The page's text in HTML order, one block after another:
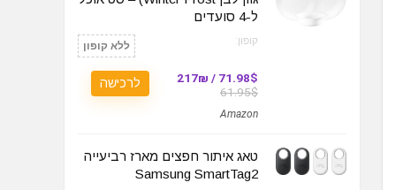
ל-4 סועדים
קופון: ללא קופון
71.98$ / 217₪
61.95$
Amazon
לרכישה
טאג איתור חפצים מארז רביעייה
Samsung SmartTag2